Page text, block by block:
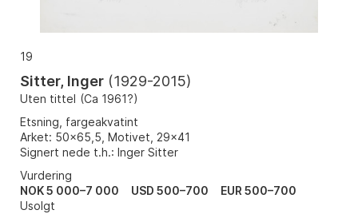
19
Sitter, Inger (1929-2015)
Uten tittel (Ca 1961?)
Etsning, fargeakvatint
Arket: 50x65,5, Motivet, 29x41
Signert nede t.h.: Inger Sitter
Vurdering
NOK 5 000–7 000
USD 500–700
EUR 500–700
Usolgt